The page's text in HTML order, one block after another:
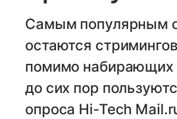
Самым популярным
остаются
помимо набирающих
до сих пор
опроса Hi-Tech